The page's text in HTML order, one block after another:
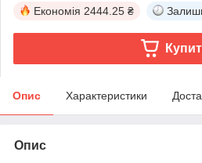
Економія 2444.25 ₴
Опис Характеристики
Опис